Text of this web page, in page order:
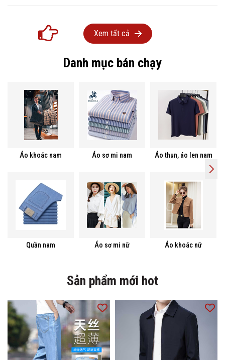
Xem tất cả
Danh mục bán chạy
Áo khoác nam Áo sơ mi nam Áo thun, áo len nam
Quần nam Áo sơ mi nữ Áo khoác nữ
Sản phẩm mới hot